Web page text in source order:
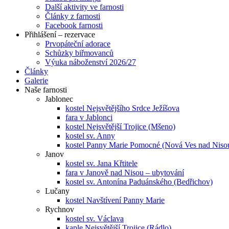
Další aktivity ve farnosti
Články z farnosti
Facebook farnosti
Přihlášení – rezervace
Prvopáteční adorace
Schůzky biřmovanců
Výuka náboženství 2026/27
Články
Galerie
Naše farnosti
Jablonec
kostel Nejsvětějšího Srdce Ježíšova
fara v Jablonci
kostel Nejsvětější Trojice (Mšeno)
kostel sv. Anny
kostel Panny Marie Pomocné (Nová Ves nad
Janov
kostel sv. Jana Křtitele
fara v Janově nad Nisou – ubytování
kostel sv. Antonína Paduánského (Bedřichov)
Lučany
kostel Navštívení Panny Marie
Rychnov
kostel sv. Václava